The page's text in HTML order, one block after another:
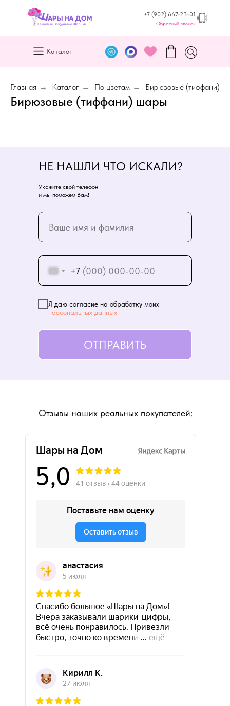
+7 (902) 667-23-01
Обратный звонок
Каталог
Главная → Каталог → По цветам → Бирюзовые (тиффани)
Бирюзовые (тиффани) шары
+7
Я даю согласие на обработку моих
персональных данных
ОТПРАВИТЬ
НЕ НАШЛИ ЧТО ИСКАЛИ?
Укажите свой телефон
и мы поможем Вам!
Отзывы наших реальных покупателей: